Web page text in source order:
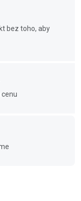
bez toho, aby